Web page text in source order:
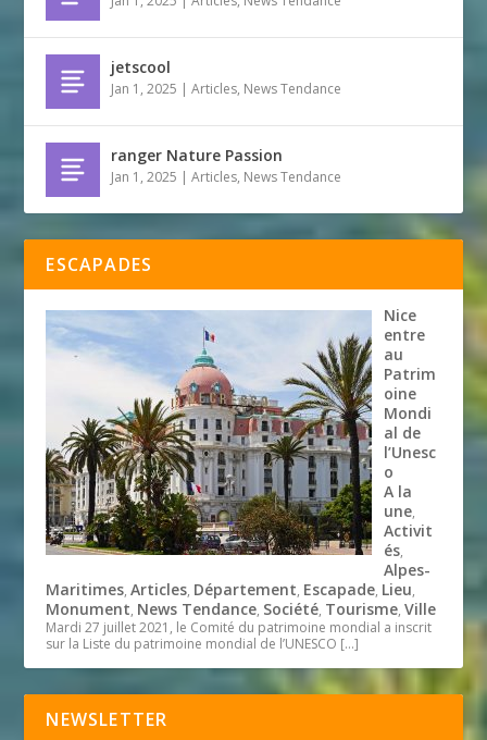
jetscool
Jan 1, 2025 |Articles, News Tendance
ranger Nature Passion
Jan 1, 2025 |Articles, News Tendance
ESCAPADES
Nice
entre
au
Patrim
oine
Mondi
al de
l’Unesc
o
A la
une,
Activit
és,
Alpes-
Maritimes,Articles, Département, Escapade, Lieu,
Monument, News Tendance, Société, Tourisme,Ville
Mardi 27 juillet 2021, le Comité du patrimoine mondial a inscrit
sur la Liste du patrimoine mondial de l’UNESCO […]
NEWSLETTER